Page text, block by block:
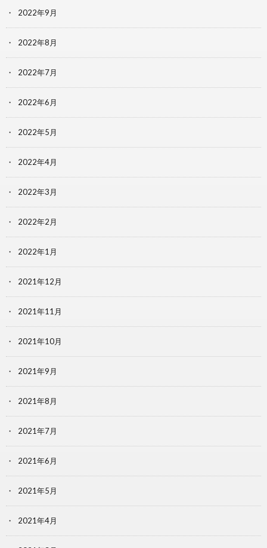
2022年9月
2022年8月
2022年7月
2022年6月
2022年5月
2022年4月
2022年3月
2022年2月
2022年1月
2021年12月
2021年11月
2021年10月
2021年9月
2021年8月
2021年7月
2021年6月
2021年5月
2021年4月